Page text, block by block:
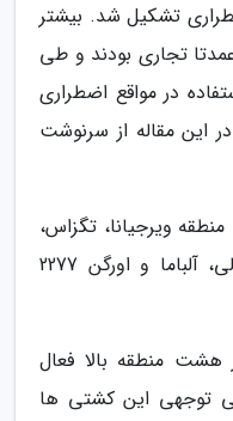
تشکیل شد. بیشتر
تجاری بودند و طی
استفاده در مواقع اضطراری
این مقاله از سرنوشت
1328 در هشت منطقه ویرجیانا، تگزاس،
کالیفرنیا، نیویورک، کارولینای شمالی، آلباما و اورگن 2277
منطقه بالا فعال
توجهی این کشتی ها